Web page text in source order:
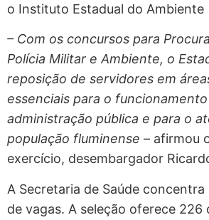
o Instituto Estadual do Ambiente
– Com os concursos para
Polícia Militar e Ambiente, o
reposição de servidores em
essenciais para o
administração pública e para o
população fluminense – afirmou
exercício, desembargador
A Secretaria de Saúde
de vagas. A seleção oferece 226